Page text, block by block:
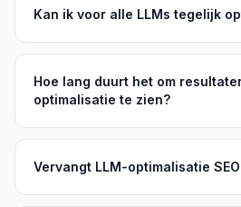
Kan ik voor alle LLMs tegelijk
Hoe lang duurt het om
optimalisatie te zien?
Vervangt LLM-optimalisatie